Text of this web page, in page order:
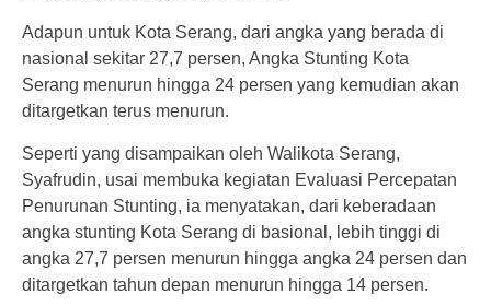
Adapun untuk Kota Serang, dari angka yang berada di
nasional sekitar 27,7 persen, Angka Stunting Kota
Serang menurun hingga 24 persen yang kemudian akan
ditargetkan terus menurun.
Seperti yang disampaikan oleh Walikota Serang,
Syafrudin, usai membuka kegiatan Evaluasi Percepatan
Penurunan Stunting, ia menyatakan, dari keberadaan
angka stunting Kota Serang di basional, lebih tinggi di
angka 27,7 persen menurun hingga angka 24 persen dan
ditargetkan tahun depan menurun hingga 14 persen.